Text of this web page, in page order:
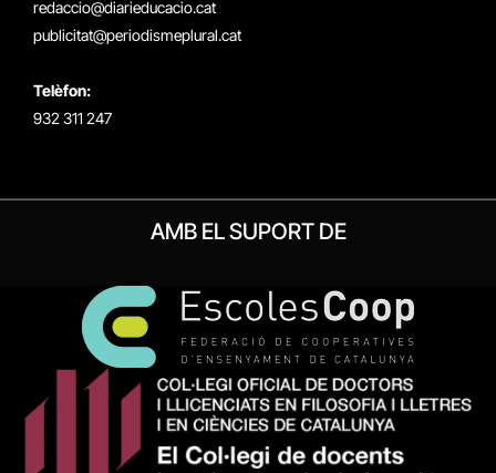
redaccio@diarieducacio.cat
publicitat@periodismeplural.cat
Telèfon:
932 311 247
AMB EL SUPORT DE